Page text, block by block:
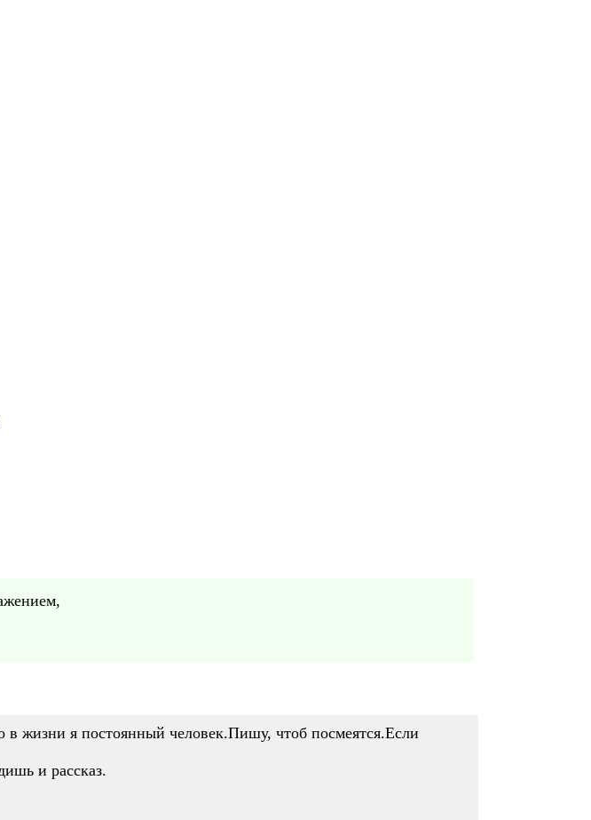
жизни я постоянный человек.Пишу, чтоб посмеятся.Если
и рассказ.